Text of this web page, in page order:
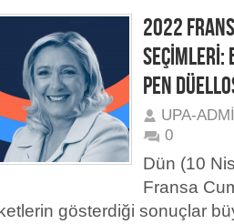
2022
SEÇİMLERİ:
PEN
UPA-
0
Dün (10
Fransa
gösterdiği sonuçlar